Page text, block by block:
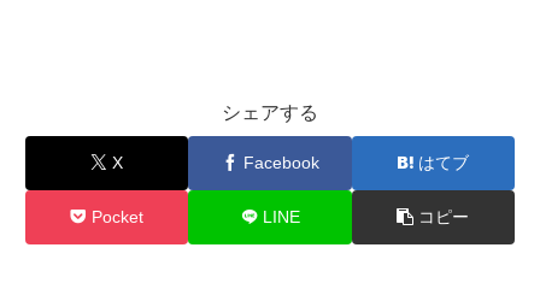
シェアする
X Facebook はてブ
Pocket LINE コピー